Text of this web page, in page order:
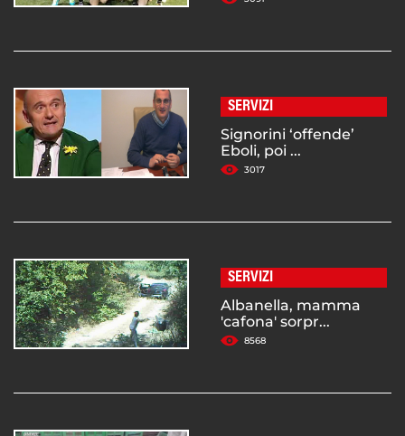
SERVIZI
Signorini ‘offende’
Eboli, poi ...
3017
SERVIZI
Albanella, mamma
'cafona' sorpr...
8568